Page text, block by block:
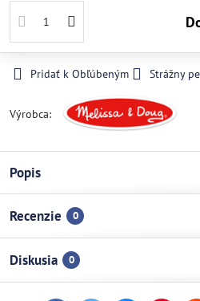
Pridať k Obľúbeným Strážny
Výrobca:
Popis
Recenzie 0
Diskusia 0